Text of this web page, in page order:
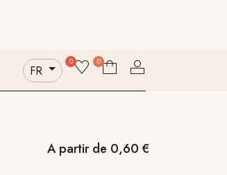
FR
0 0
A partir de 0,60 €